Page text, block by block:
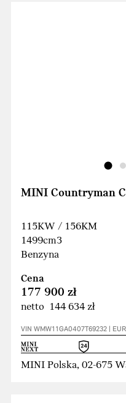
MINI Countryman C
115KW / 156KM
1499cm3
Benzyna
Cena
177 900 zł
netto 144 634 zł
VIN WMW11GA0407T69232 |
MINI Polska, 02-675